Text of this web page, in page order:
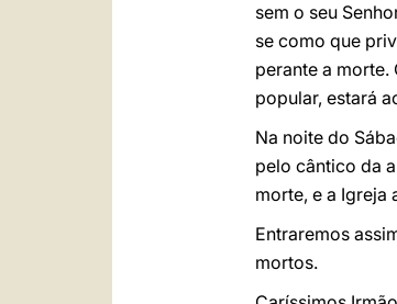
sem o seu
se como que
perante a
popular, estará
Na noite do
pelo cântico da
morte, e a Igreja
Entraremos
mortos.